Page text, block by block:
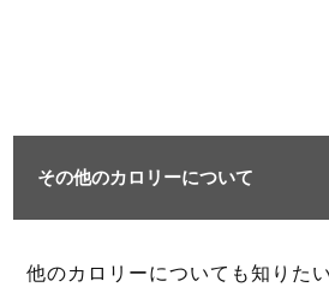
その他のカロリーについて
他のカロリーについても知りた